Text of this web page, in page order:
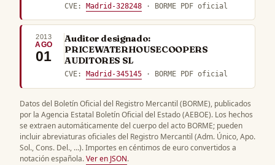
CVE:Madrid-328248 · BORME PDF oficial
2013
AGO
01
Auditor designado:
PRICEWATERHOUSECOOPERS
AUDITORES SL
CVE: Madrid-345145 · BORME PDF oficial
Datos del Boletín Oficial del Registro Mercantil (BORME), publicados
por la Agencia Estatal Boletín Oficial del Estado (AEBOE). Los hechos
se extraen automáticamente del cuerpo del acto BORME; pueden
incluir abreviaturas oficiales del Registro Mercantil (Adm. Único, Apo.
Sol., Cons. Del., …). Importes en céntimos de euro convertidos a
notación española.Ver en JSON.